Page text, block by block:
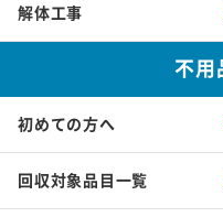
解体工事
不用
初めての方へ
回収対象品目一覧